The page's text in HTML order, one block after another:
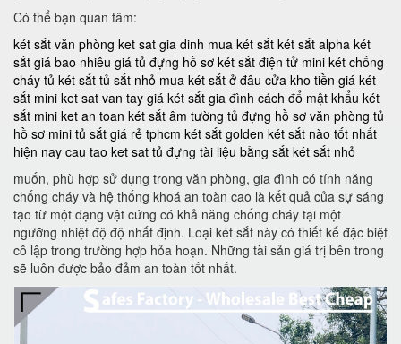
Có thể bạn quan tâm:
két sắt văn phòng ket sat gia dinh mua két sắt két sắt alpha két
sắt giá bao nhiêu giá tủ đựng hồ sơ két sắt điện tử mini két chống
cháy tủ két sắt tủ sắt nhỏ mua két sắt ở đâu cửa kho tiền giá két
sắt mini ket sat van tay giá két sắt gia đình cách đổ mật khẩu két
sắt mini ket an toan két sắt âm tường tủ đựng hồ sơ văn phòng tủ
hồ sơ mini tủ sắt giá rẻ tphcm két sắt golden két sắt nào tốt nhất
hiện nay cau tao ket sat tủ đựng tài liệu bằng sắt két sắt nhỏ
muốn, phù hợp sử dụng trong văn phòng, gia đình có tính năng
chống cháy và hệ thống khoá an toàn cao là kết quả của sự sáng
tạo từ một dạng vật cứng có khả năng chống cháy tại một
ngưỡng nhiệt độ độ nhất định. Loại két sắt này có thiết kế đặc biệt
cô lập trong trường hợp hỏa hoạn. Những tài sản giá trị bên trong
sẽ luôn được bảo đảm an toàn tốt nhất.